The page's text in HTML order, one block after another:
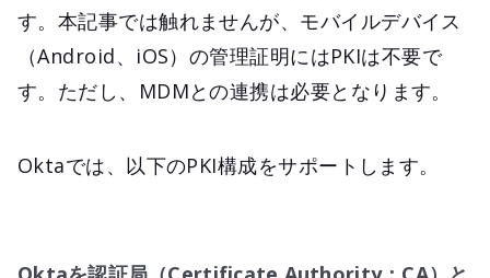
す。本記事では触れませんが、モバイルデバイス
（Android、iOS）の管理証明にはPKIは不要で
す。ただし、MDMとの連携は必要となります。
Oktaでは、以下のPKI構成をサポートします。